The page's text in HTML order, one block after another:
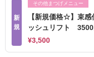
新
規
その他まつげメニュー
【新規価格☆】束
ッシュリフト 3500
¥3,500